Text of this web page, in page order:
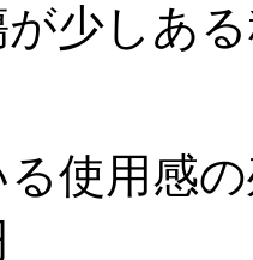
少しあ
使用感